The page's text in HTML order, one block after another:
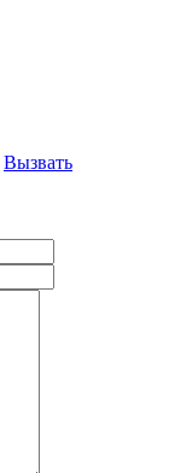
Вызвать